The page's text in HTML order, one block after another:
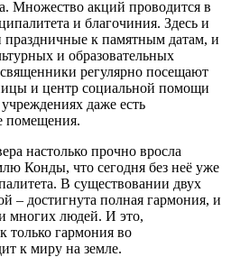
Множество акций проводится в
и благочиния. Здесь и
праздничные к памятным датам, и
и образовательных
регулярно посещают
и центр социальной помощи
даже есть
помещения.
настолько прочно вросла
Конды, что сегодня без неё уже
В существовании двух
– достигнута полная гармония, и
многих людей. И это,
только гармония во
к миру на земле.